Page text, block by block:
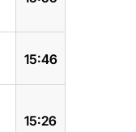
15:46
15:26